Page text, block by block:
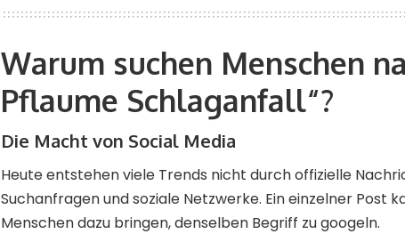
Warum suchen Menschen
Pflaume Schlaganfall“?
Die Macht von Social Media
Heute entstehen viele Trends nicht durch offizielle
Suchanfragen und soziale Netzwerke. Ein einzelner Post
Menschen dazu bringen, denselben Begriff zu googeln.